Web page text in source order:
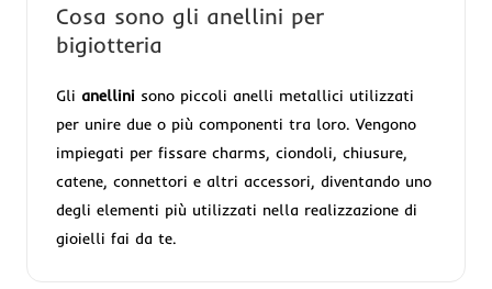
Cosa sono gli anellini per
bigiotteria
Gli anellini sono piccoli anelli metallici utilizzati
per unire due o più componenti tra loro. Vengono
impiegati per fissare charms, ciondoli, chiusure,
catene, connettori e altri accessori, diventando uno
degli elementi più utilizzati nella realizzazione di
gioielli fai da te.